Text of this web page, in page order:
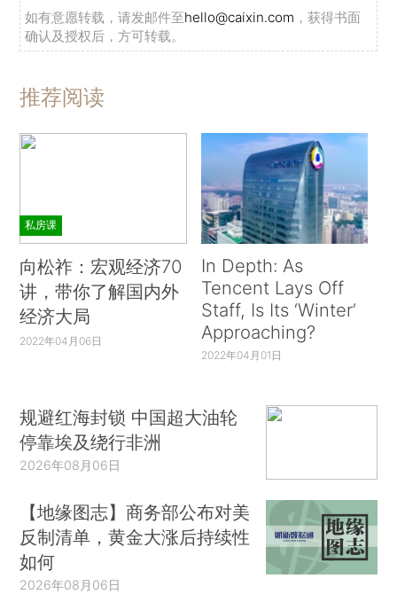
如有意愿转载，请发邮件至hello@caixin.com ，获得书面
确认及授权后，方可转载。
推荐阅读
私房课
向松祚：宏观经济70
讲，带你了解国内外
经济大局
2022年04月06日
In Depth: As
Tencent Lays Off
Staff, Is Its ‘Winter’
Approaching?
2022年04月01日
规避红海封锁 中国超大油轮
停靠埃及绕行非洲
2026年08月06日
【地缘图志】商务部公布对美
反制清单，黄金大涨后持续性
如何
2026年08月06日